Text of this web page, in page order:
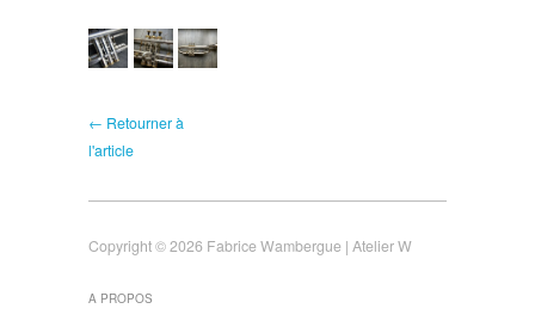
← Retourner à
l'article
Copyright © 2026 Fabrice Wambergue | Atelier W
A PROPOS